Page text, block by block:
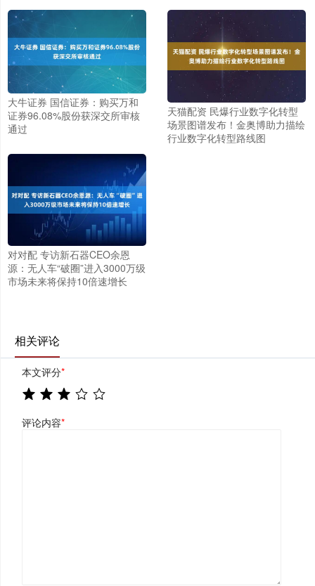
大牛证券 国信证券：购买万和
证券96.08%股份获深交所审核
通过
天猫配资 民爆行业数字化转型
场景图谱发布！金奥博助力描绘
行业数字化转型路线图
对对配 专访新石器CEO余恩
源：无人车“破圈”进入3000万级
市场未来将保持10倍速增长
相关评论
本文评分*
评论内容*